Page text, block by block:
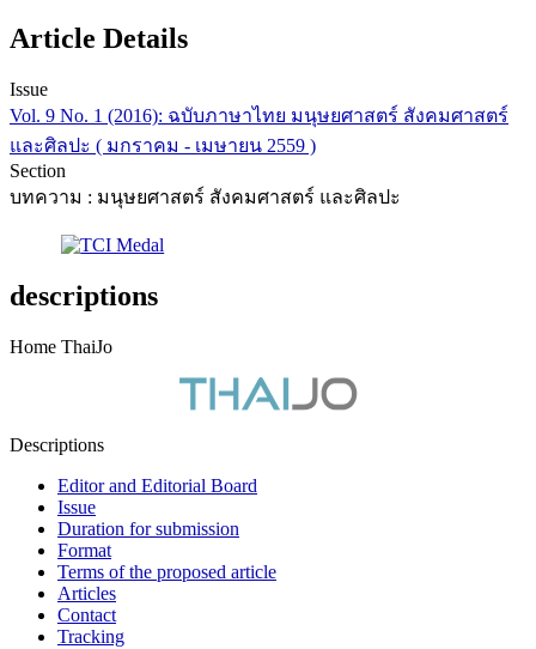
Article Details
Issue
Vol. 9 No. 1 (2016): ฉบับภาษาไทย มนุษยศาสตร์ สังคมศาสตร์
และศิลปะ ( มกราคม - เมษายน 2559 )
Section
บทความ : มนุษยศาสตร์ สังคมศาสตร์ และศิลปะ
descriptions
Home ThaiJo
Descriptions
Editor and Editorial Board
Issue
Duration for submission
Format
Terms of the proposed article
Articles
Contact
Tracking